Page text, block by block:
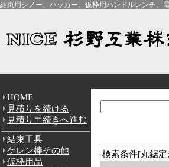
結束用シノー、ハッカー、仮枠用ハンドルレンチ、
HOME
見積りを続ける
見積り手続きへ進む
結束工具
ケレン棒その他
仮枠用品
検索条件[丸鋸